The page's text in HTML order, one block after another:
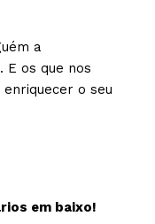
a
os que nos
o seu
em baixo!